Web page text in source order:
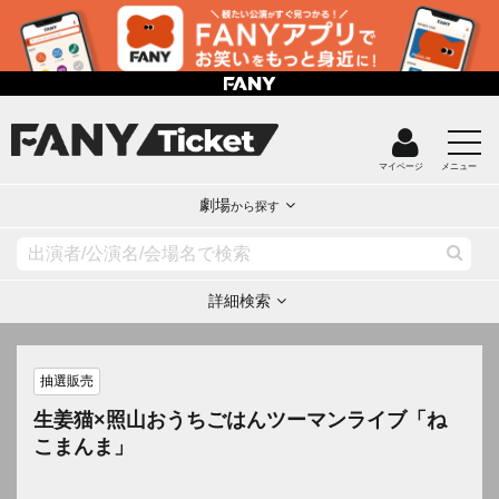
マイページ メニュー
劇場から探す
詳細検索
抽選販売
生姜猫×照山おうちごはんツーマンライブ「ね
こまんま」